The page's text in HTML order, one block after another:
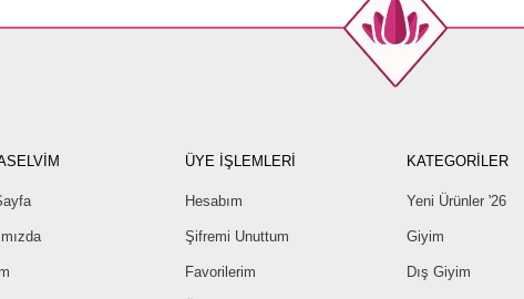
ÜYE İŞLEMLERİ
Hesabım
Şifremi Unuttum
Favorilerim
KATEGORİLER
Yeni Ürünler '26
Giyim
Dış Giyim